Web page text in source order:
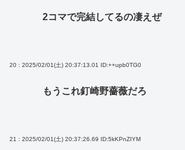
2コマで完結してるの凄えぜ
20 : 2025/02/01(土) 20:37:13.01 ID:++upb0TG0
もうこれ釘崎野薔薇だろ
21 : 2025/02/01(土) 20:37:26.69 ID:5kKPnZIYM